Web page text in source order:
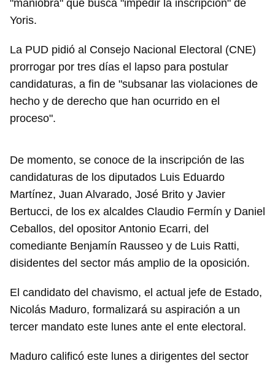
"maniobra" que busca "impedir la inscripción" de
Yoris.
La PUD pidió al Consejo Nacional Electoral (CNE)
prorrogar por tres días el lapso para postular
candidaturas, a fin de "subsanar las violaciones de
hecho y de derecho que han ocurrido en el
proceso".
De momento, se conoce de la inscripción de las
candidaturas de los diputados Luis Eduardo
Martínez, Juan Alvarado, José Brito y Javier
Bertucci, de los ex alcaldes Claudio Fermín y Daniel
Ceballos, del opositor Antonio Ecarri, del
comediante Benjamín Rausseo y de Luis Ratti,
disidentes del sector más amplio de la oposición.
El candidato del chavismo, el actual jefe de Estado,
Nicolás Maduro, formalizará su aspiración a un
tercer mandato este lunes ante el ente electoral.
Maduro calificó este lunes a dirigentes del sector